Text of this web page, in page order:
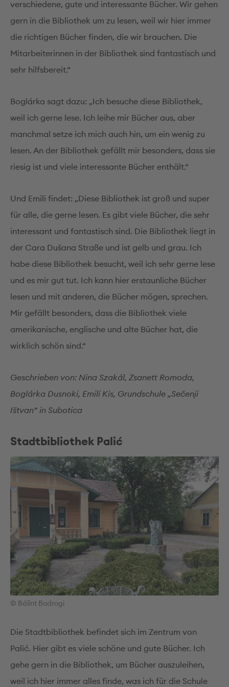
verschiedene, gute und interessante Bücher. Wir gehen
gern in die Bibliothek um zu lesen, weil wir hier immer
die richtigen Bücher finden, die wir brauchen. Die
Mitarbeiterinnen in der Bibliothek sind fantastisch und
sehr hilfsbereit.“
Boglárka sagt dazu: „Ich besuche diese Bibliothek,
weil ich gerne lese. Ich leihe mir Bücher aus, aber
manchmal setze ich mich auch hin, um ein wenig zu
lesen. An der Bibliothek gefällt mir besonders, dass sie
riesig ist und viele interessante Bücher enthält.“
Und Emili findet: „Diese Bibliothek ist groß und super
für alle, die gerne lesen. Es gibt viele Bücher, die sehr
interessant und fantastisch sind. Die Bibliothek liegt in
der Cara Dušana Straße und ist gelb und grau. Ich
habe diese Bibliothek besucht, weil ich sehr gerne lese
und es mir gut tut. Ich kann hier erstaunliche Bücher
lesen und mit anderen, die Bücher mögen, sprechen.
Mir gefällt besonders, dass die Bibliothek viele
amerikanische, englische und alte Bücher hat, die
wirklich schön sind.“
Geschrieben von: Nina Szakál, Zsanett Romoda,
Boglárka Dusnoki, Emili Kis, Grundschule „Sečenji
Ištvan“ in Subotica
Stadtbibliothek Palić
© Bálint Bodrogi
Die Stadtbibliothek befindet sich im Zentrum von
Palić. Hier gibt es viele schöne und gute Bücher. Ich
gehe gern in die Bibliothek, um Bücher auszuleihen,
weil ich hier immer alles finde, was ich für die Schule